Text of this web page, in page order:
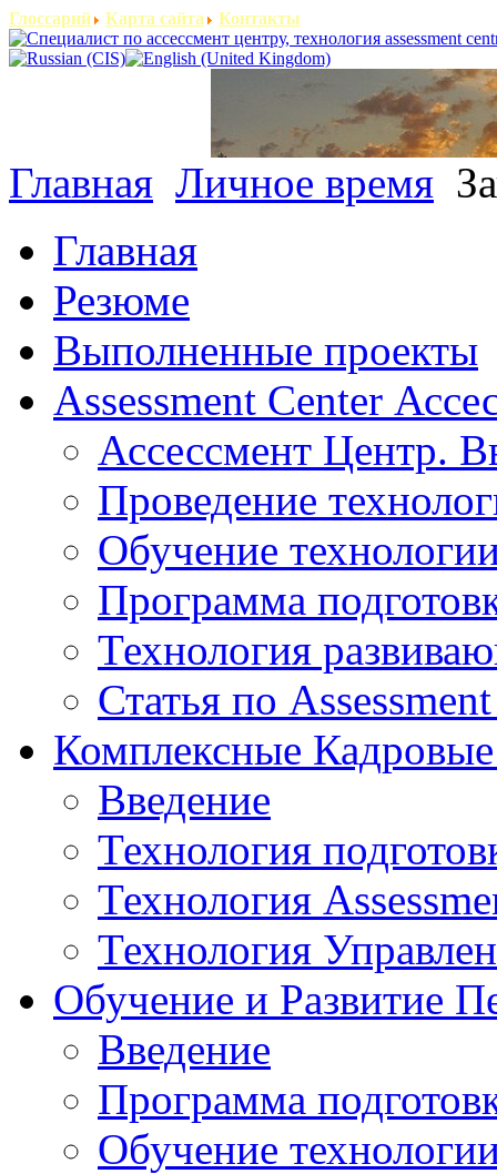
Глоссарий Карта сайта Контакты
Главная Личное время
Главная
Резюме
Выполненные проекты
Assessment Center
Ассессмент Центр.
Проведение
Обучение
Программа
Технология
Статья по
Комплексные
Введение
Технология
Технология
Технология
Обучение и Развитие
Введение
Программа
Обучение